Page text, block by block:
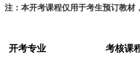
注：本开考课程仅用于考生预订教材
开考专业 考核课